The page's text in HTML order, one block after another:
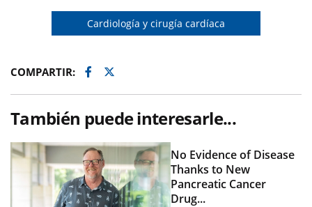
Cardiología y cirugía cardíaca
COMPARTIR: Facebook
Twitter
También puede interesarle...
No Evidence of Disease
Thanks to New
Pancreatic Cancer
Drug...